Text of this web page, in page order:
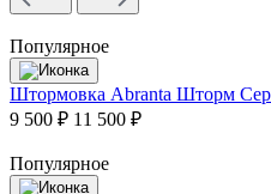
Популярное
Штормовка Abranta Шторм
9 500 ₽ 11 500 ₽
Популярное